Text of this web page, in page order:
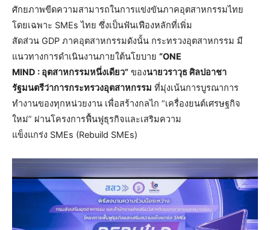
ศักยภาพขีดความสามารถในการแข่งขันภาคอุตสาหกรรมไทย
โดยเฉพาะ SMEs ไทย ซึ่งเป็นฟันเฟืองหลักที่เพิ่ม
สัดส่วน GDP ภาคอุตสาหกรรมดังนั้น กระทรวงอุตสาหกรรม มี
แนวทางการดำเนินงานภายใต้นโยบาย “ONE
MIND : อุตสาหกรรมหนึ่งเดียว” ของนายวราวุธ ศิลปอาชา
รัฐมนตรีว่าการกระทรวงอุตสาหกรรม ที่มุ่งเน้นการบูรณาการ
ทำงานของทุกหน่วยงาน เพื่อสร้างกลไก “เครื่องยนต์เศรษฐกิจ
ใหม่” ผ่านโครงการฟื้นฟูธุรกิจและเสริมความ
แข็งแกร่ง SMEs (Rebuild SMEs)